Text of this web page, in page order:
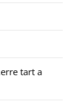
tart a